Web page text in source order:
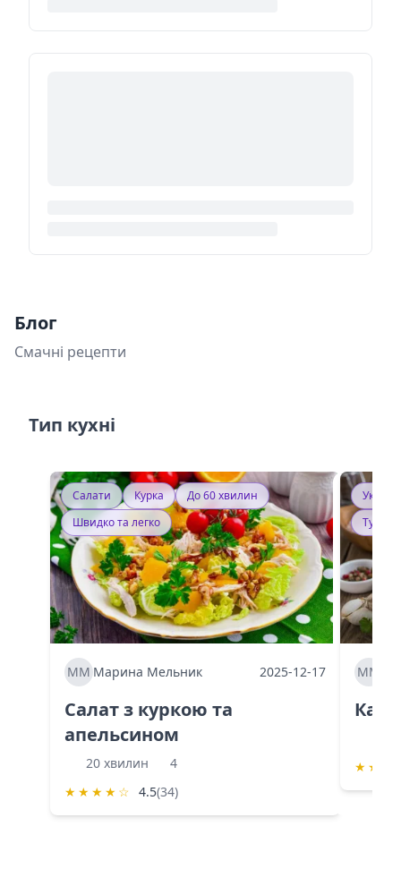
Блог
Смачні рецепти
Тип кухні
Салати Курка
До 60 хвилин
Швидко та легко
ММ Марина Мельник 2025-12-17
Салат з куркою та
апельсином
20 хвилин
4
★ ★ ★ ★ ☆ 4.5(34)
ММ
★ ★